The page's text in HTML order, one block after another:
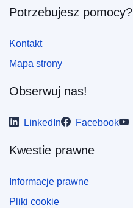
Potrzebujesz pomocy?
Kontakt
Mapa strony
Obserwuj nas!
LinkedIn Facebook
Kwestie prawne
Informacje prawne
Pliki cookie